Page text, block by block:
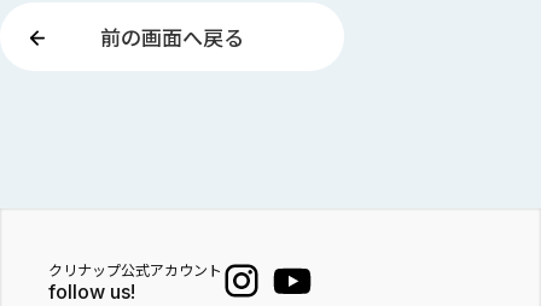
前の画面へ戻る
クリナップ公式アカウント
follow us!